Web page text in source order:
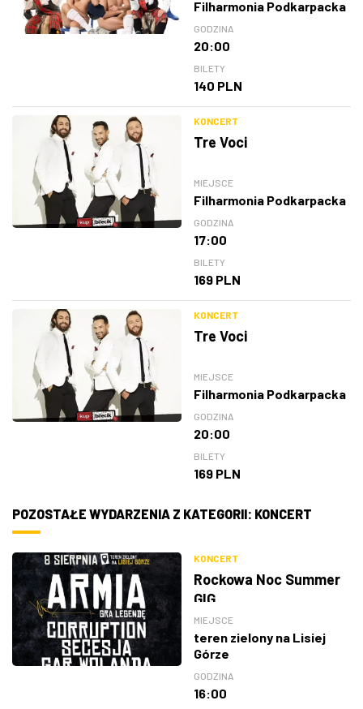
Filharmonia Podkarpacka
GODZINA
20:00
BILETY
140 PLN
KONCERT
Tre Voci
MIEJSCE
Filharmonia Podkarpacka
GODZINA
17:00
BILETY
169 PLN
KONCERT
Tre Voci
MIEJSCE
Filharmonia Podkarpacka
GODZINA
20:00
BILETY
169 PLN
POZOSTAŁE WYDARZENIA Z KATEGORII: KONCERT
KONCERT
Rockowa Noc Summer
GIG
MIEJSCE
teren zielony na Lisiej
Górze
GODZINA
16:00